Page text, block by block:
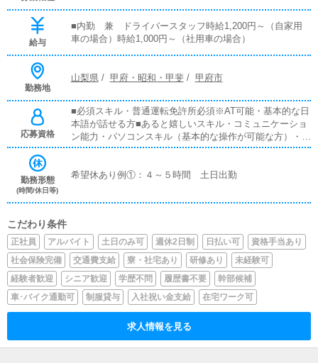
給与
■内勤 兼 ドライバースタッフ時給1,200円～（自家用
車の場合）時給1,000円～（社用車の場合）
勤務地
山梨県/ 甲府・昭和・甲斐/ 甲府市
応募資格
■必須スキル・普通運転免許所必須※AT可能・基本的な日
本語が話せる方■あると嬉しいスキル・コミュニケーショ
ン能力・パソコンスキル（基本的な操作が可能な方）・文
章を書く能力・笑顔がしっかりと作れる方※声のトーンな
勤務形態
(時間/休日等)
希望休あり例①：４～５時間 土日出勤
こだわり条件
正社員 アルバイト 土日のみ可 週休2日制 日払い可
資格手当あり
社会保険完備
交通費支給 寮・社宅あり 研修あり
未経験可
経験者歓迎
シニア歓迎 学歴不問 履歴書不要
幹部候補
車･バイク通勤可
制服貸与 入社祝い金支給 在宅ワーク可
求人情報を見る